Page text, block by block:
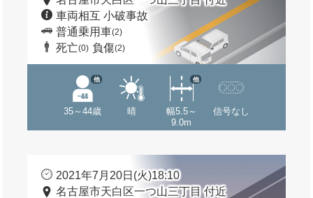
車両相互 小破事故
普通乗用車(2)
死亡(0) 負傷(2)
35～44歳
他
晴
幅5.5～
9.0m
他
信号なし
2021年7月20日(火)18:10
名古屋市天白区一つ山三丁目 付近